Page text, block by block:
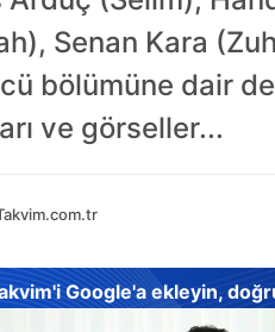
Senan Kara
bölümüne dair
ve görseller...
Google'a ekleyin,